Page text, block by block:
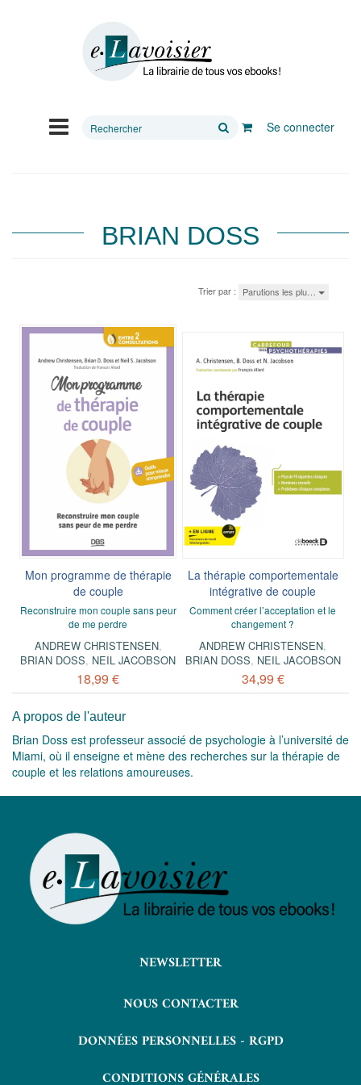
Rechercher
Se connecter
BRIAN DOSS
Trier par : Parutions les plu…
Mon programme de thérapie
de couple
Reconstruire mon couple sans peur
de me perdre
ANDREW CHRISTENSEN,
BRIAN DOSS, NEIL JACOBSON
18,99 €
La thérapie comportementale
intégrative de couple
Comment créer l’acceptation et le
changement ?
ANDREW CHRISTENSEN,
BRIAN DOSS, NEIL JACOBSON
34,99 €
A propos de l'auteur
Brian Doss est professeur associé de psychologie à l’université de
Miami, où il enseigne et mène des recherches sur la thérapie de
couple et les relations amoureuses.
NEWSLETTER
NOUS CONTACTER
DONNÉES PERSONNELLES - RGPD
CONDITIONS GÉNÉRALES